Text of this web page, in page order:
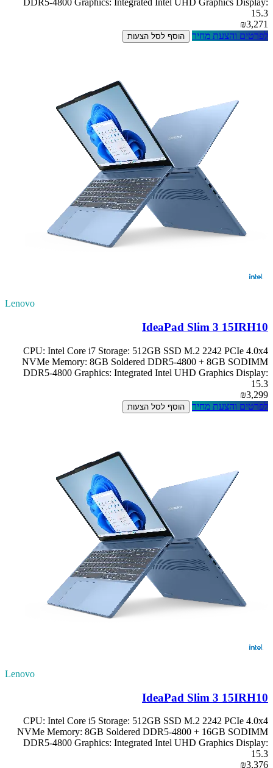
DDR5-4800 Graphics: Integrated Intel UHD Graphics Display:
15.3
₪3,271
לפרטים והצעת מחיר
הוסף לסל הצעות
Lenovo
IdeaPad Slim 3 15IRH10
CPU: Intel Core i7 Storage: 512GB SSD M.2 2242 PCIe 4.0x4
NVMe Memory: 8GB Soldered DDR5-4800 + 8GB SODIMM
DDR5-4800 Graphics: Integrated Intel UHD Graphics Display:
15.3
₪3,299
לפרטים והצעת מחיר
הוסף לסל הצעות
Lenovo
IdeaPad Slim 3 15IRH10
CPU: Intel Core i5 Storage: 512GB SSD M.2 2242 PCIe 4.0x4
NVMe Memory: 8GB Soldered DDR5-4800 + 16GB SODIMM
DDR5-4800 Graphics: Integrated Intel UHD Graphics Display:
15.3
₪3,376